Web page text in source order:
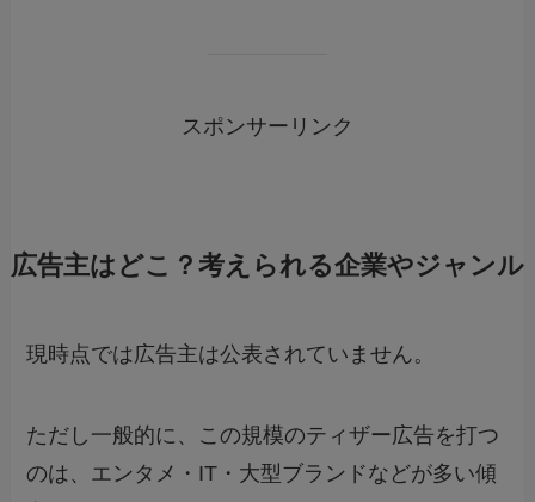
スポンサーリンク
広告主はどこ？考えられる企業やジャンル
現時点では広告主は公表されていません。
ただし一般的に、この規模のティザー広告を打つ
のは、エンタメ・IT・大型ブランドなどが多い傾